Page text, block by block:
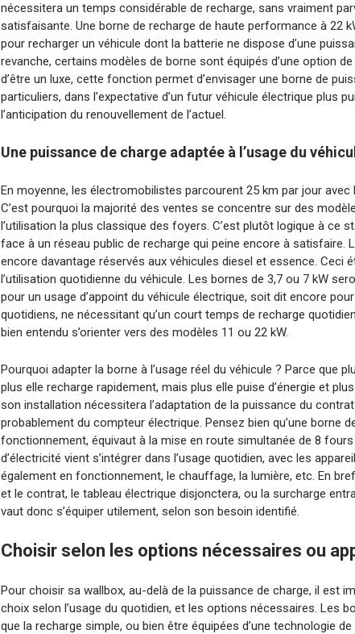
nécessitera un temps considérable de recharge, sans vraiment
satisfaisante. Une borne de recharge de haute performance à 22
pour recharger un véhicule dont la batterie ne dispose d’une
revanche, certains modèles de borne sont équipés d’une option
d’être un luxe, cette fonction permet d’envisager une borne de
particuliers, dans l’expectative d’un futur véhicule électrique plus
l’anticipation du renouvellement de l’actuel.
Une puissance de charge adaptée à l’usage du
En moyenne, les électromobilistes parcourent 25 km par jour avec
C’est pourquoi la majorité des ventes se concentre sur des
l’utilisation la plus classique des foyers. C’est plutôt logique à ce
face à un réseau public de recharge qui peine encore à satisfaire.
encore davantage réservés aux véhicules diesel et essence. Ceci
l’utilisation quotidienne du véhicule. Les bornes de 3,7 ou 7 kW
pour un usage d’appoint du véhicule électrique, soit dit encore
quotidiens, ne nécessitant qu’un court temps de recharge
bien entendu s’orienter vers des modèles 11 ou 22 kW.
Pourquoi adapter la borne à l’usage réel du véhicule ? Parce que
plus elle recharge rapidement, mais plus elle puise d’énergie et
son installation nécessitera l’adaptation de la puissance du
probablement du compteur électrique. Pensez bien qu’une borne
fonctionnement, équivaut à la mise en route simultanée de 8
d’électricité vient s’intégrer dans l’usage quotidien, avec les
également en fonctionnement, le chauffage, la lumière, etc. En
et le contrat, le tableau électrique disjonctera, ou la surcharge
vaut donc s’équiper utilement, selon son besoin identifié.
Choisir selon les options nécessaires ou
Pour choisir sa wallbox, au-delà de la puissance de charge, il est
choix selon l’usage du quotidien, et les options nécessaires. Les
que la recharge simple, ou bien être équipées d’une technologie